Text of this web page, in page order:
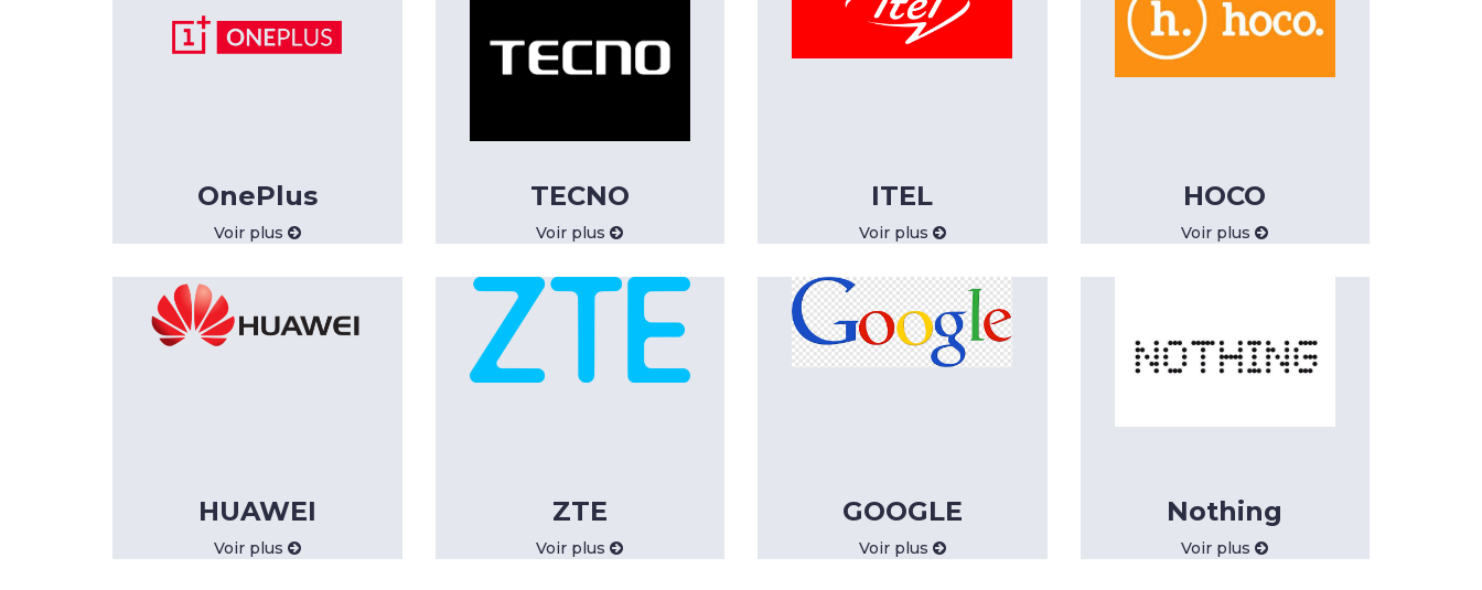
OnePlus
Voir plus
TECNO
Voir plus
ITEL
Voir plus
HOCO
Voir plus
HUAWEI
Voir plus
ZTE
Voir plus
GOOGLE
Voir plus
Nothing
Voir plus